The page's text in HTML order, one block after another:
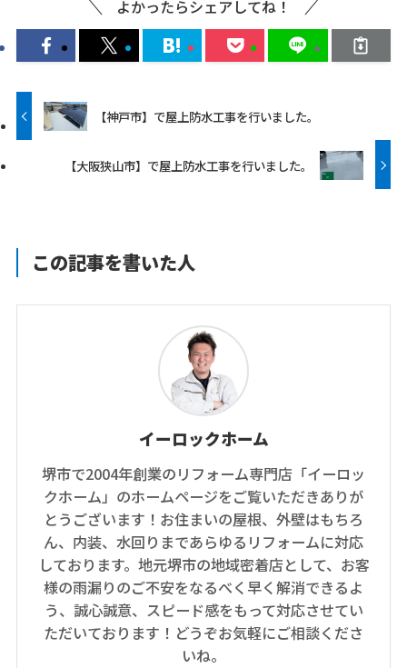
よかったらシェアしてね！
【神戸市】で屋上防水工事を行いました。
【大阪狭山市】で屋上防水工事を行いました。
この記事を書いた人
イーロックホーム
堺市で2004年創業のリフォーム専門店「イーロッ
クホーム」のホームページをご覧いただきありが
とうございます！お住まいの屋根、外壁はもちろ
ん、内装、水回りまであらゆるリフォームに対応
しております。地元堺市の地域密着店として、お客
様の雨漏りのご不安をなるべく早く解消できるよ
う、誠心誠意、スピード感をもって対応させてい
ただいております！どうぞお気軽にご相談くださ
いね。